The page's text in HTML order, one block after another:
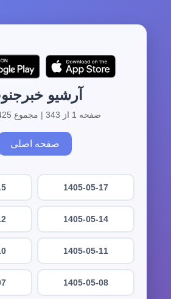
آرشیو
صفحه 1 از 343 | مجموع 3425 آرشیو
صفحه اصلی
1405-05-17
1405-05-14
1405-05-11
1405-05-08